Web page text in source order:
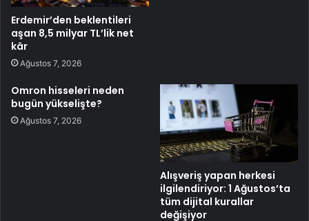
Erdemir’den beklentileri
aşan 8,5 milyar TL’lik net
kâr
Ağustos 7, 2026
Omron hisseleri neden
bugün yükselişte?
Ağustos 7, 2026
Alışveriş yapan herkesi
ilgilendiriyor: 1 Ağustos’ta
tüm dijital kurallar
değişiyor